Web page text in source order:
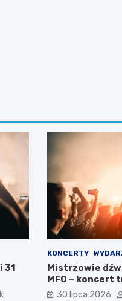
31
KONCERTY
Mistrzowie
MFO – koncert
30 lipca 2026